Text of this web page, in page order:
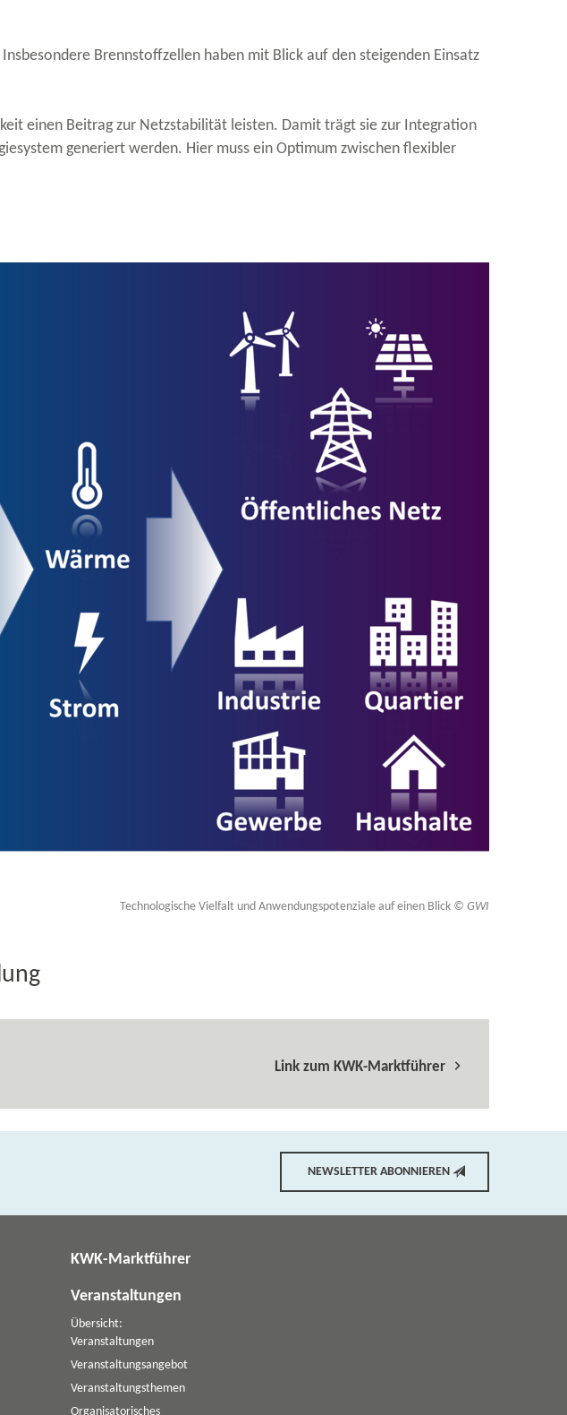
Brennstoffzellen haben mit Blick auf den steigenden Einsatz
einen Beitrag zur Netzstabilität leisten. Damit trägt sie zur Integration
generiert werden. Hier muss ein Optimum zwischen flexibler
Technologische Vielfalt und Anwendungspotenziale auf einen Blick © GWI
Link zum KWK-​Marktführer
NEWSLETTER ABONNIEREN
KWK-Marktführer
Veranstaltungen
Übersicht:
Veranstaltungen
Veranstaltungsangebot
Veranstaltungsthemen
Organisatorisches